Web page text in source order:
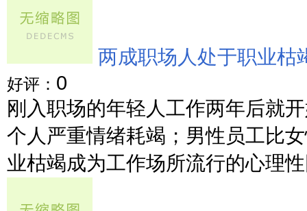
两成职场人处于职业枯
好评： 0
刚入职场的年轻人工作两年后就
个人严重情绪耗竭；男性员工比
业枯竭成为工作场所流行的心理